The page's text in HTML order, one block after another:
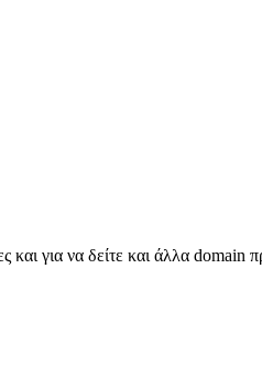
για να δείτε και άλλα domain